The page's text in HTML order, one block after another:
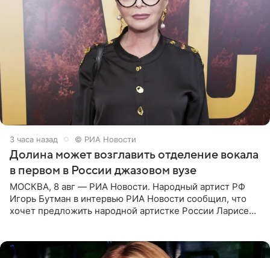
3 часа назад © РИА Новости
Долина может возглавить отделение вокала
в первом в России джазовом вузе
МОСКВА, 8 авг — РИА Новости. Народный артист РФ
Игорь Бутман в интервью РИА Новости сообщил, что
хочет предложить народной артистке России Ларисе